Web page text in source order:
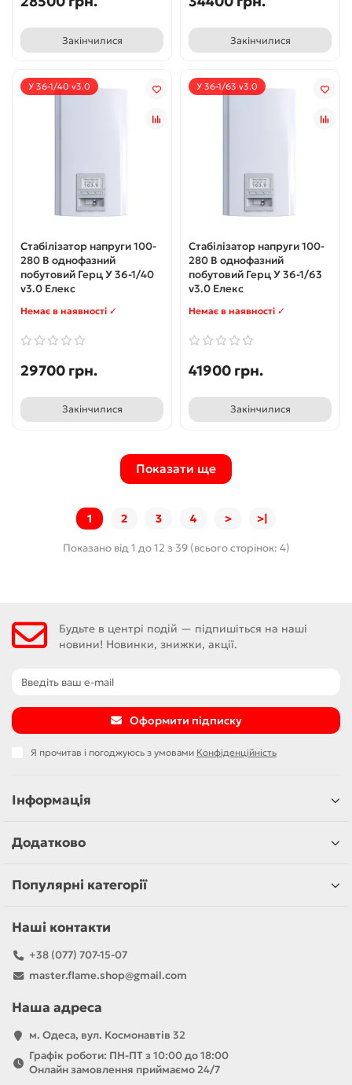
Закінчилися Закінчилися
У 36-1/40 v3.0
Стабілізатор напруги 100-
280 В однофазний
побутовий Герц У 36-1/40
v3.0 Елекс
Немає в наявності ✓
29700 грн.
Закінчилися
У 36-1/63 v3.0
Стабілізатор напруги 100-
280 В однофазний
побутовий Герц У 36-1/63
v3.0 Елекс
Немає в наявності ✓
41900 грн.
Закінчилися
Показати ще
1 2 3 4 > >|
Показано від 1 до 12 з 39 (всього сторінок: 4)
Будьте в центрі подій — підпишіться на наші
новини! Новинки, знижки, акції.
Оформити підписку
Я прочитав і погоджуюсь з умовами Конфіденційність
Інформація
Додатково
Популярні категорії
Наші контакти
+38 (077) 707-15-07
master.flame.shop@gmail.com
Наша адреса
м. Одеса, вул. Космонавтів 32
Графік роботи: ПН-ПТ з 10:00 до 18:00
Онлайн замовлення приймаємо 24/7